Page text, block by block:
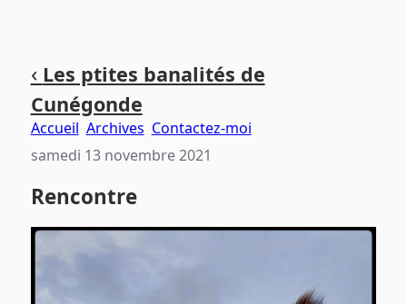
contenu
principal
menu
principal
‹ Les ptites banalités de
Cunégonde
Accueil Archives Contactez-moi
samedi 13 novembre 2021
Rencontre